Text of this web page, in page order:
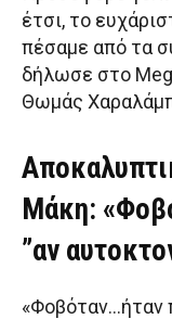
έτσι, το
πέσαμε από τα
δήλωσε στο
Θωμάς
Μάκη:
”αν
«Φοβόταν…ήταν